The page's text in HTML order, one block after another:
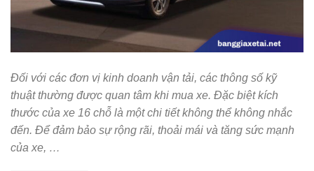
Đối với các đơn vị kinh doanh vận tải, các thông số kỹ
thuật thường được quan tâm khi mua xe. Đặc biệt kích
thước của xe 16 chỗ là một chi tiết không thể không nhắc
đến. Để đảm bảo sự rộng rãi, thoải mái và tăng sức mạnh
của xe, …